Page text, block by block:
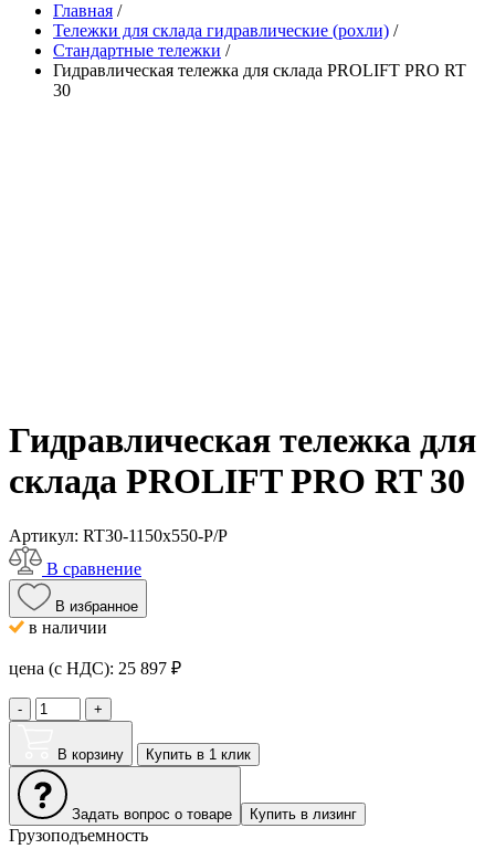
Главная /
Тележки для склада гидравлические (рохли) /
Стандартные тележки /
Гидравлическая тележка для склада PROLIFT PRO RT
30
Гидравлическая тележка для
склада PROLIFT PRO RT 30
Артикул: RT30-1150x550-P/P
В сравнение
В избранное
в наличии
цена (с НДС): 25 897 ₽
- +
В корзину Купить в 1 клик
Задать вопрос о товаре Купить в лизинг
Грузоподъемность